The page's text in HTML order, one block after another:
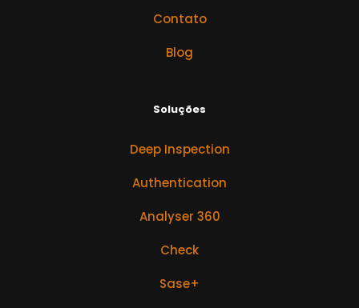
Contato
Blog
Soluções
Deep Inspection
Authentication
Analyser 360
Check
Sase+